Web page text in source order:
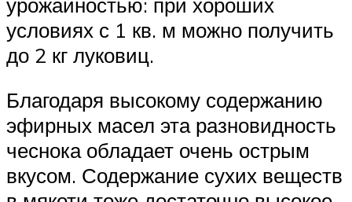
условиях с 1 кв. м можно получить
до 2 кг луковиц.
Благодаря высокому содержанию
эфирных масел эта разновидность
чеснока обладает очень острым
вкусом. Содержание сухих веществ